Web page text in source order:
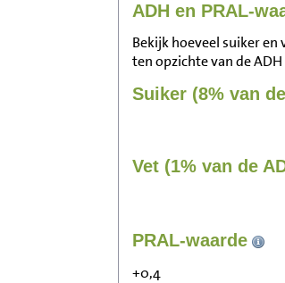
ADH en PRAL-
Bekijk hoeveel suiker
ten opzichte van de
Suiker (8% van
Vet (1% van de
PRAL-waarde
+0,4